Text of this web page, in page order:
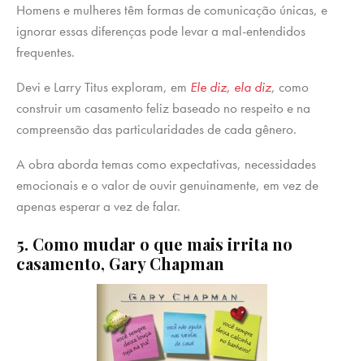
Homens e mulheres têm formas de comunicação únicas, e
ignorar essas diferenças pode levar a mal-entendidos
frequentes.
Devi e Larry Titus exploram, em Ele diz, ela diz, como
construir um casamento feliz baseado no respeito e na
compreensão das particularidades de cada gênero.
A obra aborda temas como expectativas, necessidades
emocionais e o valor de ouvir genuinamente, em vez de
apenas esperar a vez de falar.
5. Como mudar o que mais irrita no
casamento, Gary Chapman